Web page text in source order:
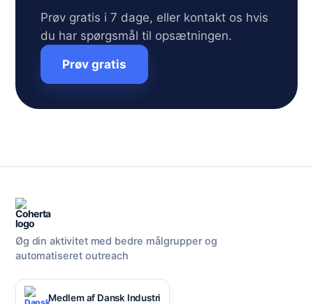
Prøv gratis i 7 dage, eller kontakt os hvis
du har spørgsmål til opsætningen.
Prøv gratis
Øg din aktivitet med bedre målgrupper og
automatiseret outreach
Medlem af Dansk Industri